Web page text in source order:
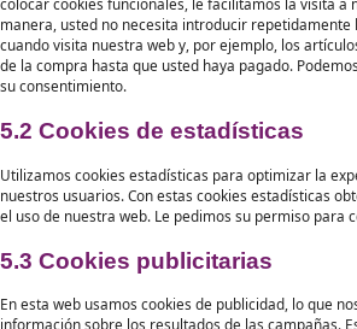
5. Cookies
5.1 Cookies técnicas o
correctamente y que sus preferencias de
colocar cookies funcionales, le facilitamos
manera, usted no necesita introducir
de la compra hasta que usted haya pagado.
su consentimiento.